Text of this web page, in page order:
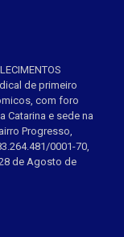
de primeiro
com foro
Catarina e sede na
Progresso,
0001-70,
de Agosto de